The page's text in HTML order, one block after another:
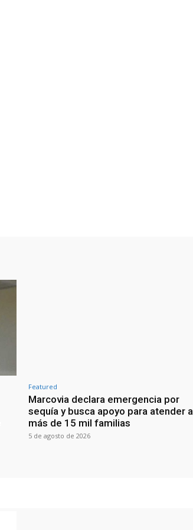
Featured
Marcovia declara emergencia por
sequía y busca apoyo para atender a
más de 15 mil familias
5 de agosto de 2026